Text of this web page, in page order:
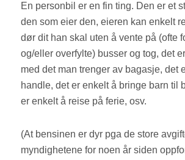
En personbil er en fin ting. Den er et
den som eier den, eieren kan enkelt
dør dit han skal uten å vente på (ofte
og/eller overfylte) busser og tog, det
med det man trenger av bagasje, det
handle, det er enkelt å bringe barn til
er enkelt å reise på ferie, osv.
(At bensinen er dyr pga de store
myndighetene for noen år siden